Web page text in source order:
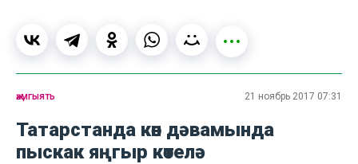
җәмгыять 21 ноябрь 2017 07:31
Татарстанда көн дәвамында
пыскак яңгыр көтелә